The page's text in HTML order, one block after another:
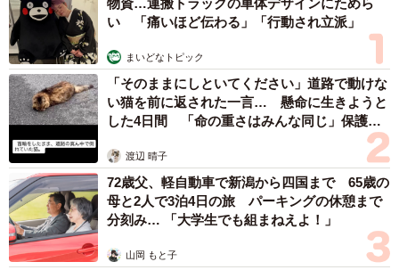
い猫を前に返された一言… 懸命に生きようと
した4日間 「命の重さはみんな同じ」保護団
体代表の訴え
渡辺 晴子
72歳父、軽自動車で新潟から四国まで 65歳の
母と2人で3泊4日の旅 パーキングの休憩まで
分刻み… 「大学生でも組まねえよ！」
山岡 もと子
愛車は総走行距離17万キロのホンダレジェン
ド 「どなたか欲しい方が居たら」 大御所漫
才師が譲渡の意向
まいどなトピック